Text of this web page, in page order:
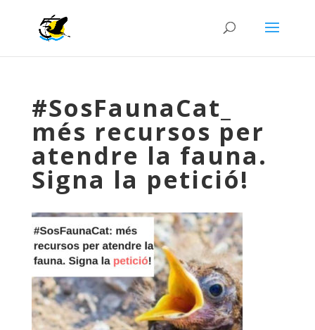
#SosFaunaCat_
més recursos per
atendre la fauna.
Signa la petició!